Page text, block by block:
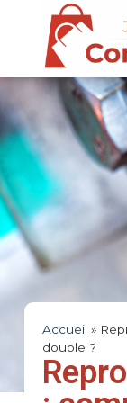
Accueil »
double ?